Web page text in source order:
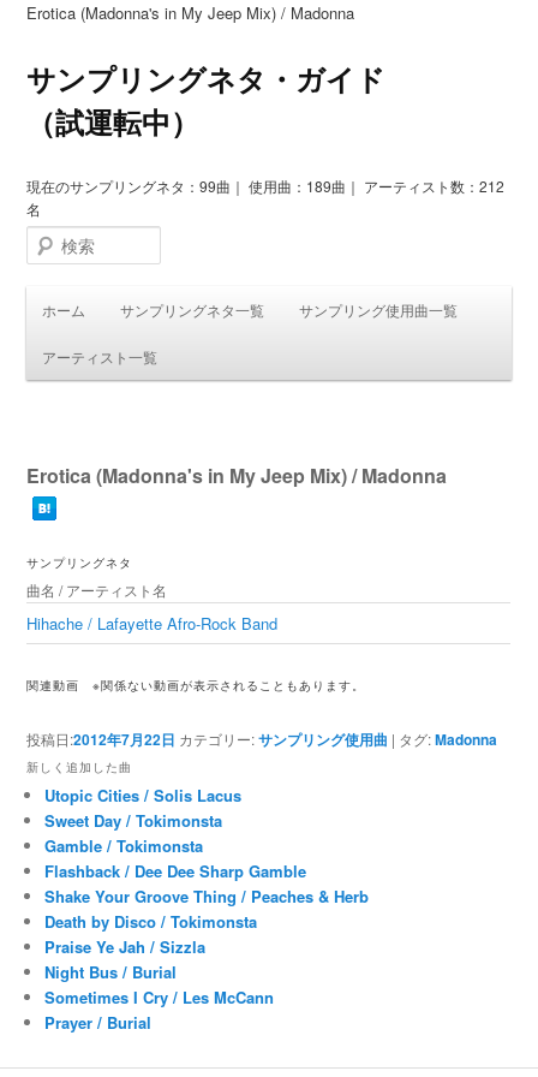
Erotica (Madonna's in My Jeep Mix) / Madonna
サンプリングネタ・ガイド
（試運転中）
現在のサンプリングネタ：99曲｜ 使用曲：189曲｜ アーティスト数：212
名
検索
ホーム サンプリングネタ一覧 サンプリング使用曲一覧
アーティスト一覧
Erotica (Madonna's in My Jeep Mix) / Madonna
サンプリングネタ
曲名 / アーティスト名
Hihache / Lafayette Afro-Rock Band
関連動画※関係ない動画が表示されることもあります。
投稿日:2012年7月22日 カテゴリー:サンプリング使用曲 | タグ:Madonna
新しく追加した曲
Utopic Cities / Solis Lacus
Sweet Day / Tokimonsta
Gamble / Tokimonsta
Flashback / Dee Dee Sharp Gamble
Shake Your Groove Thing / Peaches & Herb
Death by Disco / Tokimonsta
Praise Ye Jah / Sizzla
Night Bus / Burial
Sometimes I Cry / Les McCann
Prayer / Burial